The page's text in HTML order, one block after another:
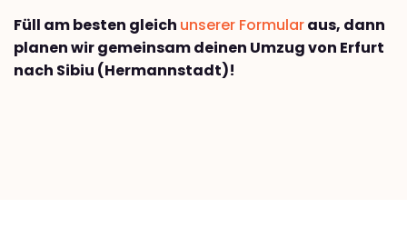
Füll am besten gleich unserer Formularaus, dann
planen wir gemeinsam deinen Umzug von Erfurt
nach Sibiu (Hermannstadt)!